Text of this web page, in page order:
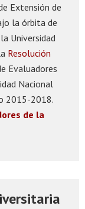
Extensión de
la órbita de
Universidad
Resolución
Evaluadores
Nacional
2015-2018.
de la